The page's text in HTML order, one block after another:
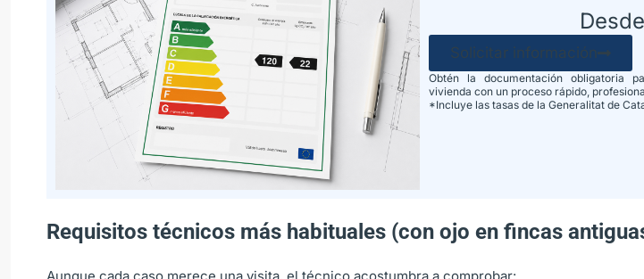
Desde
Solicitar información
Obtén la documentación obligatoria
vivienda con un proceso rápido,
*Incluye las tasas de la Generalitat de
Requisitos técnicos más habituales (con ojo en fincas